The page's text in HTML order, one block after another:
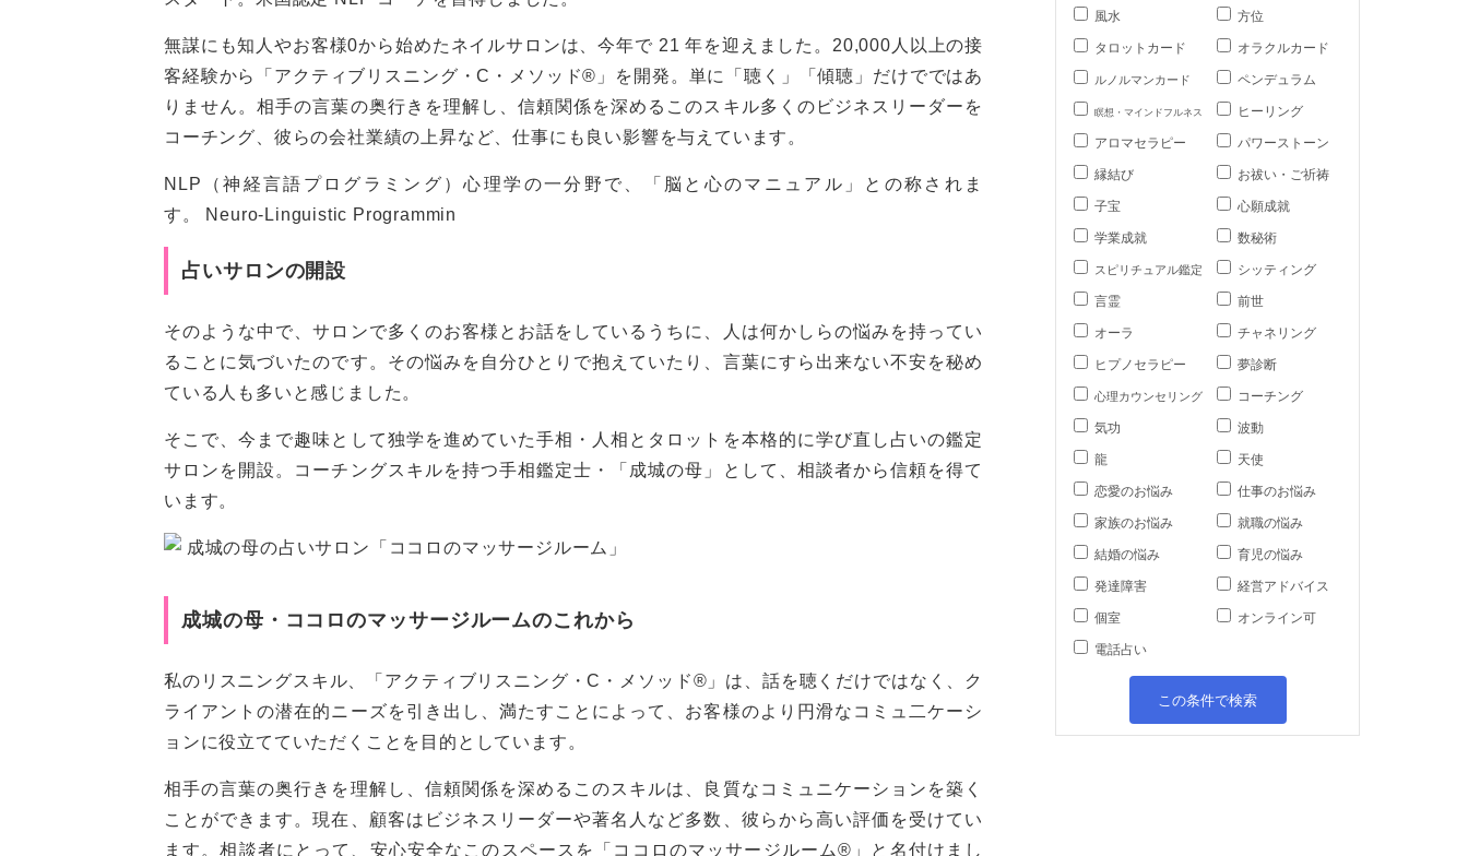
無謀にも知人やお客様0から始めたネイルサロンは、今年で 21 年を迎えました。20,000人以上の接
客経験から「アクティブリスニング・C・メソッド®」を開発。単に「聴く」「傾聴」だけでではあ
りません。相手の言葉の奥行きを理解し、信頼関係を深めるこのスキル多くのビジネスリーダーを
コーチング、彼らの会社業績の上昇など、仕事にも良い影響を与えています。
NLP（神経言語プログラミング）心理学の一分野で、「脳と心のマニュアル」との称されま
す。 Neuro-Linguistic Programmin
占いサロンの開設
そのような中で、サロンで多くのお客様とお話をしているうちに、人は何かしらの悩みを持ってい
ることに気づいたのです。その悩みを自分ひとりで抱えていたり、言葉にすら出来ない不安を秘め
ている人も多いと感じました。
そこで、今まで趣味として独学を進めていた手相・人相とタロットを本格的に学び直し占いの鑑定
サロンを開設。コーチングスキルを持つ手相鑑定士・「成城の母」として、相談者から信頼を得て
います。
成城の母・ココロのマッサージルームのこれから
私のリスニングスキル、「アクティブリスニング・C・メソッド®」は、話を聴くだけではなく、ク
ライアントの潜在的ニーズを引き出し、満たすことによって、お客様のより円滑なコミュ二ケーシ
ョンに役立てていただくことを目的としています。
相手の言葉の奥行きを理解し、信頼関係を深めるこのスキルは、良質なコミュニケーションを築く
ことができます。現在、顧客はビジネスリーダーや著名人など多数、彼らから高い評価を受けてい
ます。相談者にとって、安心安全なこのスペースを「ココロのマッサージルーム®」と名付けまし
風水
方位
タロットカード
オラクルカード
ルノルマンカード ペンデュラム
瞑想・マインドフルネス
ヒーリング
アロマセラピー
パワーストーン
縁結び
お祓い・ご祈祷
子宝
心願成就
学業成就
数秘術
スピリチュアル鑑定
シッティング
言霊
前世
オーラ
チャネリング
ヒプノセラピー
夢診断
心理カウンセリング
コーチング
気功
波動
龍
天使
恋愛のお悩み
仕事のお悩み
家族のお悩み
就職の悩み
結婚の悩み
育児の悩み
発達障害
経営アドバイス
個室
オンライン可
電話占い
この条件で検索